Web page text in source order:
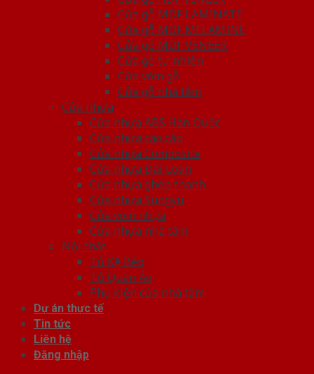
Cửa gỗ MDF LAMINATE
Cửa gỗ MDF MELAMINE
Cửa gỗ MDF VENEER
Cửa gỗ tự nhiên
Cửa vòm gỗ
Cửa gỗ nhà tắm
Cửa nhựa
Cửa nhựa ABS Hàn Quốc
Cửa nhựa cao cấp
Cửa nhựa Composite
Cửa nhựa Đài Loan
Cửa nhựa ghép thanh
Cửa nhựa Sungyu
Cửa vòm nhựa
Cửa nhựa nhà tắm
Nội thất
Tủ Kệ Bếp
Tủ Quần Áo
Phụ kiện cửa nhà tắm
Dự án thực tế
Tin tức
Liên hệ
Đăng nhập